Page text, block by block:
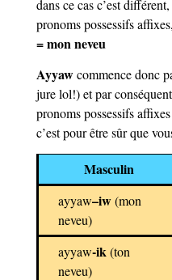
dans ce cas c’est
pronoms possessifs
= mon neveu
Ayyawcommence donc
jure lol!) et par
pronoms possessifs
c’est pour être sûr que
Masculin
ayyaw–iw(mon
neveu)
ayyaw-ik (ton
neveu)